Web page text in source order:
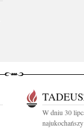
W dniu 30